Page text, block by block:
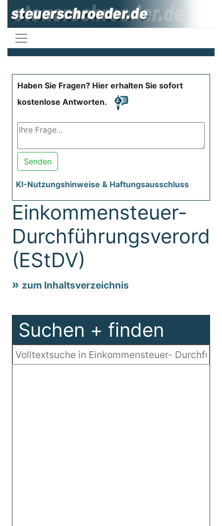
Haben Sie Fragen? Hier erhalten Sie sofort
kostenlose Antworten.
Senden
KI-Nutzungshinweise & Haftungsausschluss
Einkommensteuer-
(EStDV)
zum Inhaltsverzeichnis
Suchen + finden